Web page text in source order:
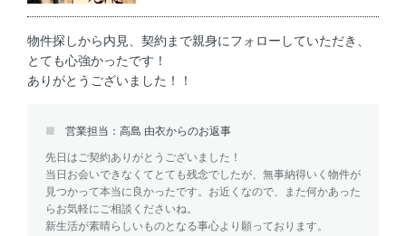
物件探しから内見、契約まで親身にフォローしていただき、
とても心強かったです！
ありがとうございました！！
営業担当：高島 由衣からのお返事
先日はご契約ありがとうございました！
当日お会いできなくてとても残念でしたが、無事納得いく物件が
見つかって本当に良かったです。お近くなので、また何かあった
らお気軽にご相談くださいね。
新生活が素晴らしいものとなる事心より願っております。